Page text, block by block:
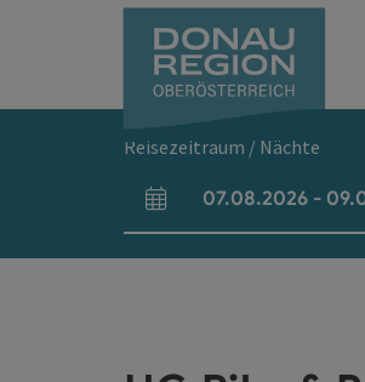
Reisezeitraum / Nächte
An- und Abreisefelder
07.08.2026 -